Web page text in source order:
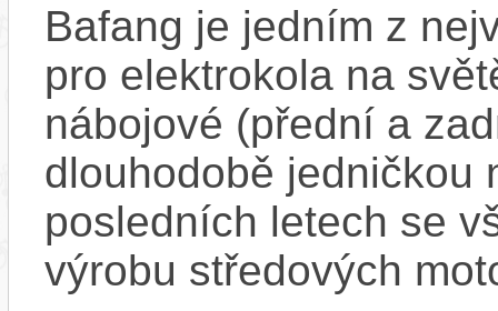
Bafang je jedním z
pro elektrokola na
nábojové (přední a
dlouhodobě jedničkou
posledních letech se
výrobu středových